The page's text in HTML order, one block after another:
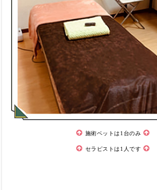
施術ベットは1台のみ
セラピストは1人です